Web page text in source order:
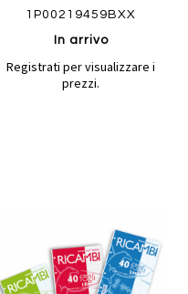
1P00219459BXX
In arrivo
Registrati per visualizzare i
prezzi.
preferiti